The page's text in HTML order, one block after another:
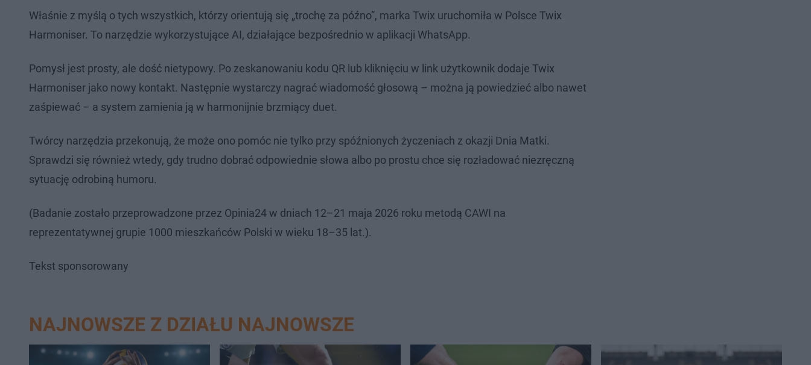
Właśnie z myślą o tych wszystkich, którzy orientują się „trochę za późno”, marka Twix uruchomiła w Polsce Twix
Harmoniser. To narzędzie wykorzystujące AI, działające bezpośrednio w aplikacji WhatsApp.
Pomysł jest prosty, ale dość nietypowy. Po zeskanowaniu kodu QR lub kliknięciu w link użytkownik dodaje Twix
Harmoniser jako nowy kontakt. Następnie wystarczy nagrać wiadomość głosową – można ją powiedzieć albo nawet
zaśpiewać – a system zamienia ją w harmonijnie brzmiący duet.
Twórcy narzędzia przekonują, że może ono pomóc nie tylko przy spóźnionych życzeniach z okazji Dnia Matki.
Sprawdzi się również wtedy, gdy trudno dobrać odpowiednie słowa albo po prostu chce się rozładować niezręczną
sytuację odrobiną humoru.
(Badanie zostało przeprowadzone przez Opinia24 w dniach 12–21 maja 2026 roku metodą CAWI na
reprezentatywnej grupie 1000 mieszkańców Polski w wieku 18–35 lat.).
Tekst sponsorowany
NAJNOWSZE Z DZIAŁU NAJNOWSZE